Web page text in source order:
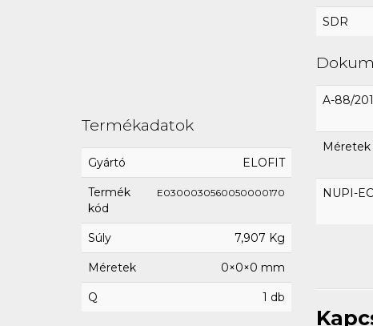
SDR
A-88/
Méretek
NUPI-
Termékadatok
Gyártó ELOFIT
Termék
kód
E0300030560050000170
Súly 7,907 Kg
Méretek 0×0×0 mm
Q 1 db